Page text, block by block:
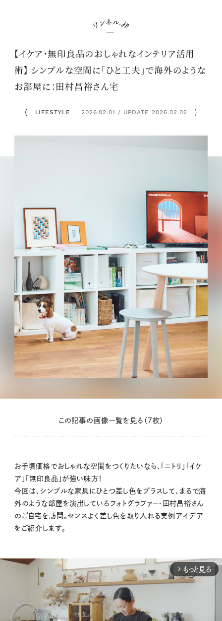
【イケア・無印良品のおしゃれなインテリア活用
術】 シンプルな空間に「ひと工夫」で海外のような
お部屋に：田村昌裕さん宅
LIFESTYLE ： 2026.02.01 / UPDATE 2026.02.02
この記事の画像一覧を見る（7枚）
お手頃価格でおしゃれな空間をつくりたいなら、「ニトリ」「イケ
ア」「無印良品」が強い味方！
今回は、シンプルな家具にひとつ差し色をプラスして、まるで海
外のような部屋を演出しているフォトグラファー・田村昌裕さん
のご自宅を訪問。センスよく差し色を取り入れる実例アイデア
をご紹介します。
arrow_forward_ios もっと見る